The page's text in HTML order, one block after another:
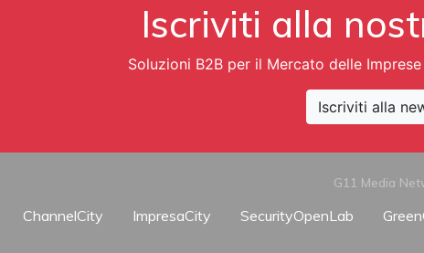
Iscriviti alla
Soluzioni B2B per il Mercato delle
Iscriviti alla
G11 Media
ChannelCity ImpresaCity SecurityOpenLab